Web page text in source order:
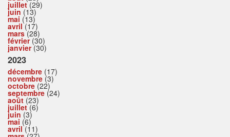
juillet(29)
juin (13)
mai (13)
avril(17)
mars(28)
février(30)
janvier(30)
2023
décembre (17)
novembre (3)
octobre (22)
septembre (24)
août (23)
juillet(6)
juin (3)
mai (6)
avril(11)